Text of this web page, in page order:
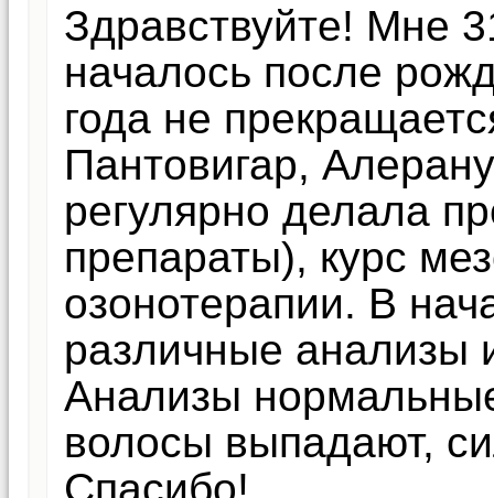
Здравствуйте! Мне
началось после
года не
Пантовигар,
регулярно делала
препараты), курс
озонотерапии. В
различные анализы
Анализы
волосы выпадают,
Спасибо!